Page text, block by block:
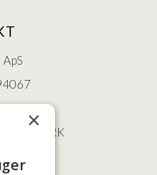
202
DANMARK
×